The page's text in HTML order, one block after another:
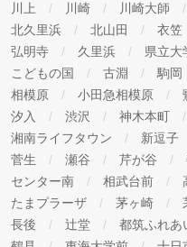
川上
川崎 川崎大師
北久里浜
北山田 衣笠
弘明寺
久里浜 県立大
こどもの国
古淵 駒岡
相模原
小田急相模原
汐入
渋沢 神木本町
湘南ライフタウン
新逗子
菅生
瀬谷 芹が谷
センター南
相武台前
たまプラーザ
茅ヶ崎
長後
辻堂 都筑ふれあ